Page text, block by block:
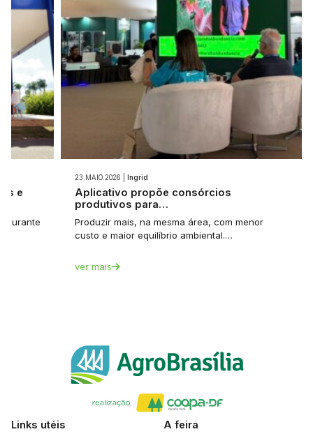
e
durante
23.MAIO.2026 | Ingrid
Aplicativo propõe consórcios
produtivos para…
Produzir mais, na mesma área, com menor
custo e maior equilíbrio ambiental.…
ver mais
Links utéis A feira